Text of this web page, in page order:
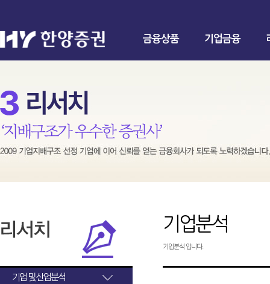
금융상품 기업금융
기업 및 산업분석
기업분석
기업분석 입니다.